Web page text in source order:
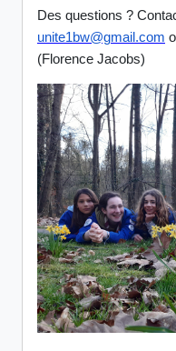
Des questions ?
unite1bw@gmail.com
(Florence Jacobs)